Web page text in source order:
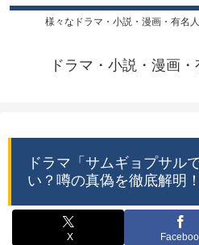
様々なドラマ・小説・漫画・有名
ドラマ・小説・漫画
ドラマ「サムギョプサル
い？噂の真偽を徹底解明！
X